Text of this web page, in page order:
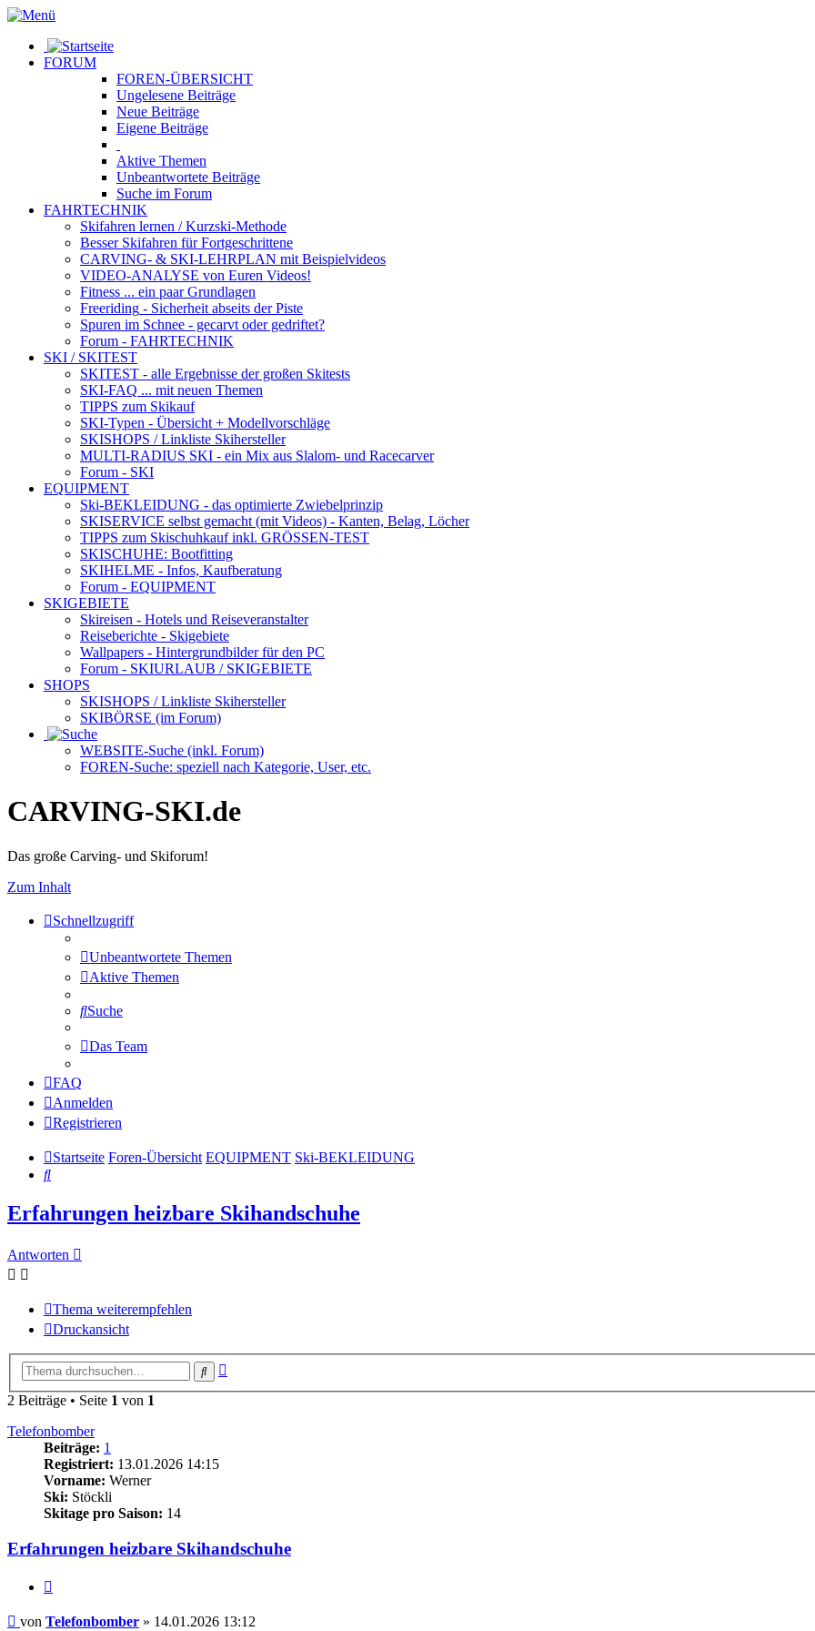
FORUM
FOREN-ÜBERSICHT
Ungelesene Beiträge
Neue Beiträge
Eigene Beiträge
Aktive Themen
Unbeantwortete Beiträge
Suche im Forum
FAHRTECHNIK
Skifahren lernen / Kurzski-Methode
Besser Skifahren für Fortgeschrittene
CARVING- & SKI-LEHRPLAN mit Beispielvideos
VIDEO-ANALYSE von Euren Videos!
Fitness ... ein paar Grundlagen
Freeriding - Sicherheit abseits der Piste
Spuren im Schnee - gecarvt oder gedriftet?
Forum - FAHRTECHNIK
SKI / SKITEST
SKITEST - alle Ergebnisse der großen Skitests
SKI-FAQ ... mit neuen Themen
TIPPS zum Skikauf
SKI-Typen - Übersicht + Modellvorschläge
SKISHOPS / Linkliste Skihersteller
MULTI-RADIUS SKI - ein Mix aus Slalom- und Racecarver
Forum - SKI
EQUIPMENT
Ski-BEKLEIDUNG - das optimierte Zwiebelprinzip
SKISERVICE selbst gemacht (mit Videos) - Kanten, Belag, Löcher
TIPPS zum Skischuhkaufinkl. GRÖSSEN-TEST
SKISCHUHE: Bootfitting
SKIHELME - Infos, Kaufberatung
Forum - EQUIPMENT
SKIGEBIETE
Skireisen - Hotels und Reiseveranstalter
Reiseberichte - Skigebiete
Wallpapers - Hintergrundbilder für den PC
Forum - SKIURLAUB / SKIGEBIETE
SHOPS
SKISHOPS / Linkliste Skihersteller
SKIBÖRSE (im Forum)
WEBSITE-Suche (inkl. Forum)
FOREN-Suche: speziell nach Kategorie, User, etc.
CARVING-SKI.de
Das große Carving- und Skiforum!
Zum Inhalt
Schnellzugriff
Unbeantwortete Themen
Aktive Themen
Suche
Das Team
FAQ
Anmelden
Registrieren
Startseite Foren-Übersicht EQUIPMENT Ski-BEKLEIDUNG
Suche
Erfahrungen heizbare Skihandschuhe
Antworten
Thema weiterempfehlen
Druckansicht
Suche
2 Beiträge • Seite 1 von 1
Telefonbomber
Beiträge: 1
Registriert: 13.01.2026 14:15
Vorname: Werner
Ski: Stöckli
Skitage pro Saison: 14
Erfahrungen heizbare Skihandschuhe
Beitrag
von Telefonbomber » 14.01.2026 13:12